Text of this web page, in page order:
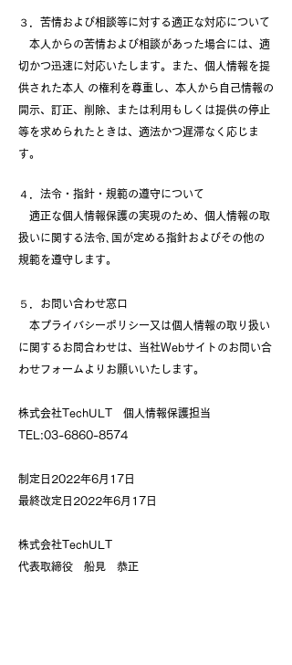
３．苦情および相談等に対する適正な対応について
本人からの苦情および相談があった場合には、適
切かつ迅速に対応いたします。また、個人情報を提
供された本人 の権利を尊重し、本人から自己情報の
開示、訂正、削除、または利用もしくは提供の停止
等を求められたときは、適法かつ遅滞なく応じま
す。
４．法令・指針・規範の遵守について
適正な個人情報保護の実現のため、個人情報の取
扱いに関する法令､国が定める指針およびその他の
規範を遵守します。
５．お問い合わせ窓口
本プライバシーポリシー又は個人情報の取り扱い
に関するお問合わせは、当社Webサイトのお問い合
わせフォームよりお願いいたします。
株式会社TechULT 個人情報保護担当
TEL:03-6860-8574
制定日2022年6月17日
最終改定日2022年6月17日
株式会社TechULT
代表取締役 船見 恭正